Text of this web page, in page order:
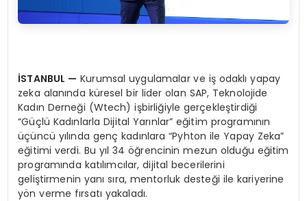
İSTANBUL — Kurumsal uygulamalar ve iş odaklı yapay
zeka alanında küresel bir lider olan SAP, Teknolojide
Kadın Derneği (Wtech) işbirliğiyle gerçekleştirdiği
“Güçlü Kadınlarla Dijital Yarınlar” eğitim programının
üçüncü yılında genç kadınlara “Pyhton ile Yapay Zeka”
eğitimi verdi. Bu yıl 34 öğrencinin mezun olduğu eğitim
programında katılımcılar, dijital becerilerini
geliştirmenin yanı sıra, mentorluk desteği ile kariyerine
yön verme fırsatı yakaladı.